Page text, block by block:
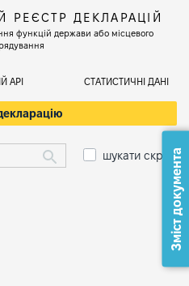
ДЕКЛАРАЦІЙ
функцій держави або місцевого
АРІ СТАТИСТИЧНІ ДАНІ
шукати скрізьЗміст документа